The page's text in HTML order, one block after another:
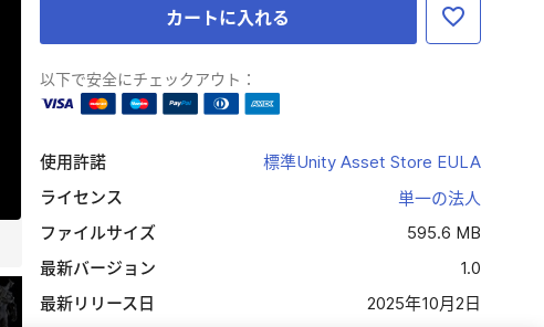
カートに入れる
以下で安全にチェックアウト：
使用許諾
標準Unity Asset Store EULA
ライセンス
単一の法人
ファイルサイズ
595.6 MB
最新バージョン
1.0
最新リリース日
2025年10月2日